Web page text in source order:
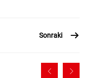
Sonraki